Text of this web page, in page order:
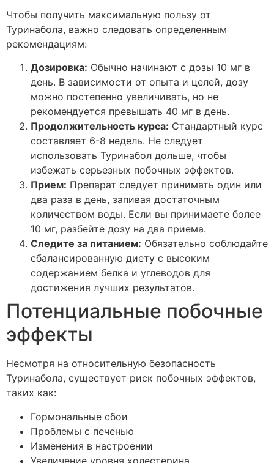
Чтобы получить максимальную пользу от
Туринабола, важно следовать определенным
рекомендациям:
Дозировка: Обычно начинают с дозы 10 мг в
день. В зависимости от опыта и целей, дозу
можно постепенно увеличивать, но не
рекомендуется превышать 40 мг в день.
Продолжительность курса: Стандартный курс
составляет 6-8 недель. Не следует
использовать Туринабол дольше, чтобы
избежать серьезных побочных эффектов.
Прием: Препарат следует принимать один или
два раза в день, запивая достаточным
количеством воды. Если вы принимаете более
10 мг, разбейте дозу на два приема.
Следите за питанием: Обязательно соблюдайте
сбалансированную диету с высоким
содержанием белка и углеводов для
достижения лучших результатов.
Потенциальные побочные
эффекты
Несмотря на относительную безопасность
Туринабола, существует риск побочных эффектов,
таких как:
Гормональные сбои
Проблемы с печенью
Изменения в настроении
Увеличение уровня холестерина